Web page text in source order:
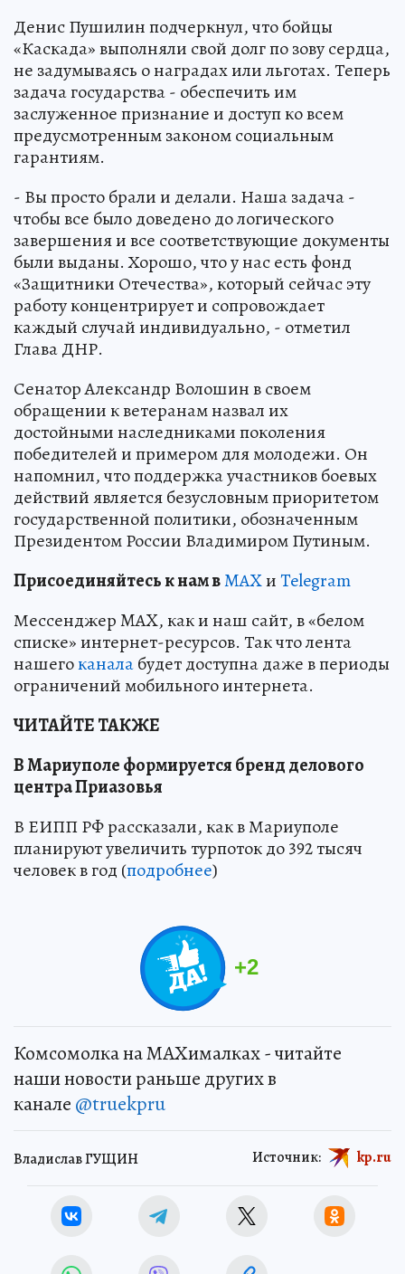
Денис Пушилин подчеркнул, что бойцы
«Каскада» выполняли свой долг по зову сердца,
не задумываясь о наградах или льготах. Теперь
задача государства - обеспечить им
заслуженное признание и доступ ко всем
предусмотренным законом социальным
гарантиям.
- Вы просто брали и делали. Наша задача -
чтобы все было доведено до логического
завершения и все соответствующие документы
были выданы. Хорошо, что у нас есть фонд
«Защитники Отечества», который сейчас эту
работу концентрирует и сопровождает
каждый случай индивидуально, - отметил
Глава ДНР.
Сенатор Александр Волошин в своем
обращении к ветеранам назвал их
достойными наследниками поколения
победителей и примером для молодежи. Он
напомнил, что поддержка участников боевых
действий является безусловным приоритетом
государственной политики, обозначенным
Президентом России Владимиром Путиным.
Присоединяйтесь к нам вMAXиTelegram
Мессенджер MAX, как и наш сайт, в «белом
списке» интернет-ресурсов. Так что лента
нашегоканалабудет доступна даже в периоды
ограничений мобильного интернета.
ЧИТАЙТЕ ТАКЖЕ
В Мариуполе формируется бренд делового
центра Приазовья
В ЕИПП РФ рассказали, как в Мариуполе
планируют увеличить турпоток до 392 тысяч
человек в год (подробнее)
+2
Комсомолка на MAXималках - читайте
наши новости раньше других в
канале @truekpru
Владислав ГУЩИН Источник: kp.ru